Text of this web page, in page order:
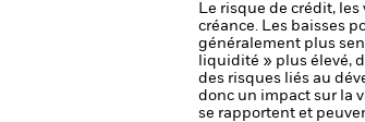
Le risque de crédit,
créance. Les baisses
généralement plus
liquidité » plus élevé,
des risques liés au
donc un impact sur la
se rapportent et